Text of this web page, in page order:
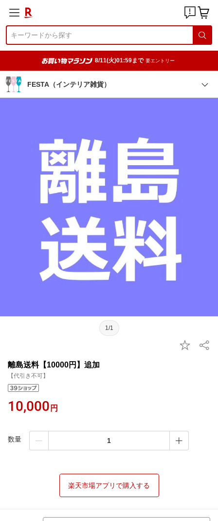
8/11(火)01:59まで 要エントリー
FESTA（インテリア雑貨）
1/1
離島送料【10000円】追加
【代引き不可】
10,000 円
数量
楽天市場アプリで購入する